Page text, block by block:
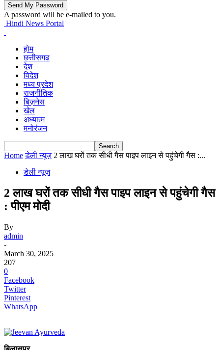
A password will be e-mailed to you.
Hindi News Portal
होम
छत्तीसगढ
देश
विदेश
मध्य प्रदेश
राजनीतिक
बिज़नेस
खेल
अध्यात्म
मनोरंजन
Home डेली न्यूज़ 2 लाख घरों तक सीधी गैस पाइप लाइन से पहुंचेगी गैस :...
डेली न्यूज़
2 लाख घरों तक सीधी गैस पाइप लाइन से पहुंचेगी गैस
: पीएम मोदी
By
admin
-
March 30, 2025
207
0
Facebook
Twitter
Pinterest
WhatsApp